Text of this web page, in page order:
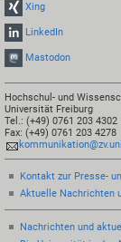
Xing
LinkedIn
Mastodon
Hochschul- und
Universität Freiburg
Tel.: (+49) 0761 203 4302
Fax: (+49) 0761 203 4278
Kontakt zur Presse-
Aktuelle Nachrichten
Nachrichten und